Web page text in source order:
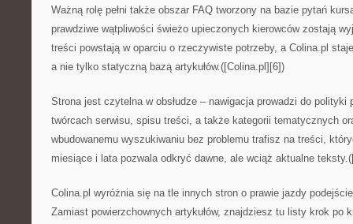
Ważną rolę pełni także obszar FAQ tworzony na bazie pytań
prawdziwe wątpliwości świeżo upieczonych kierowców zostają
treści powstają w oparciu o rzeczywiste potrzeby, a Colina.pl
a nie tylko statyczną bazą artykułów.([Colina.pl][6])
Strona jest czytelna w obsłudze – nawigacja prowadzi do polityki
twórcach serwisu, spisu treści, a także kategorii tematycznych
wbudowanemu wyszukiwaniu bez problemu trafisz na treści,
miesiące i lata pozwala odkryć dawne, ale wciąż aktualne
Colina.pl wyróżnia się na tle innych stron o prawie jazdy
Zamiast powierzchownych artykułów, znajdziesz tu listy krok po